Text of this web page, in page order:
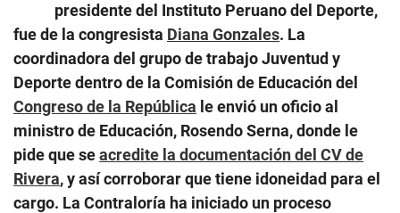
presidente del Instituto Peruano del Deporte,
fue de la congresista Diana Gonzales. La
coordinadora del grupo de trabajo Juventud y
Deporte dentro de la Comisión de Educación del
Congreso de la República le envió un oficio al
ministro de Educación, Rosendo Serna, donde le
pide que seacredite la documentación del CV de
Rivera, y así corroborar que tiene idoneidad para el
cargo. La Contraloría ha iniciado un proceso